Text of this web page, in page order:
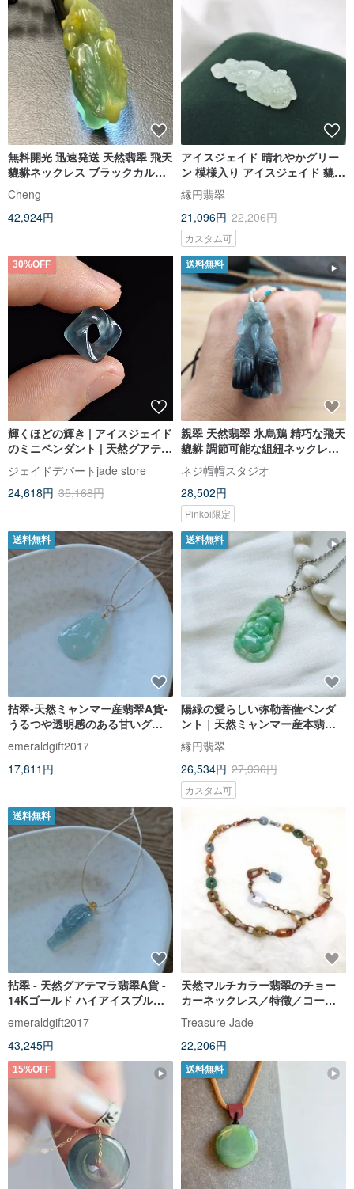
無料開光 迅速発送 天然翡翠 飛天
貔貅ネックレス ブラックカルセ
ドニーネックレス ブルージェイ
ド
Cheng
42,924円
アイスジェイド 晴れやかグリー
ン 模様入り アイスジェイド 貔貅
ペンダント トップ 前後穴あり |
天然ミャンマー産A貨本翡翠
縁円翡翠
21,096円 22,206円
カスタム可
30%OFF
輝くほどの輝き | アイスジェイド
のミニペンダント | 天然グアテマ
ジェイドデパートjade store
24,618円 35,168円
送料無料
親翠 天然翡翠 氷烏鶏 精巧な飛天
貔貅 調節可能な組紐ネックレス
貔貅園
ネジ帽帽スタジオ
28,502円
Pinkoi限定
送料無料
拈翠-天然ミャンマー産翡翠A貨-
うるつや透明感のある甘いグリ
ーン、蓮の葉モチーフペンダン
トトップ 14KGF
emeraldgift2017
17,811円
送料無料
陽緑の愛らしい弥勒菩薩ペンダ
ント｜天然ミャンマー産本翡翠
（A貨）
縁円翡翠
26,534円 27,930円
カスタム可
送料無料
拈翠 - 天然グアテマラ翡翠A貨 -
14Kゴールド ハイアイスブルー
龍頭ペンダント au585
emeraldgift2017
43,245円
天然マルチカラー翡翠のチョー
カーネックレス／特徴／コーデ
ィネート／誕生日／ギフト
Treasure Jade
22,206円
15%OFF 送料無料